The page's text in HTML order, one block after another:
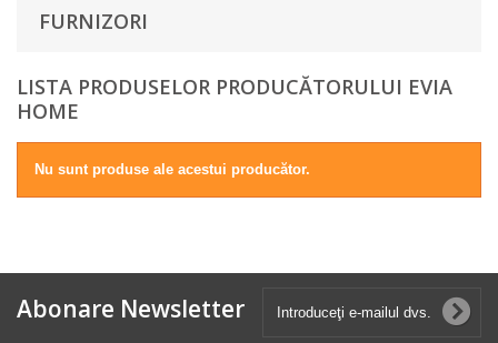
FURNIZORI
LISTA PRODUSELOR PRODUCĂTORULUI EVIA
HOME
Nu sunt produse ale acestui producător.
Abonare Newsletter